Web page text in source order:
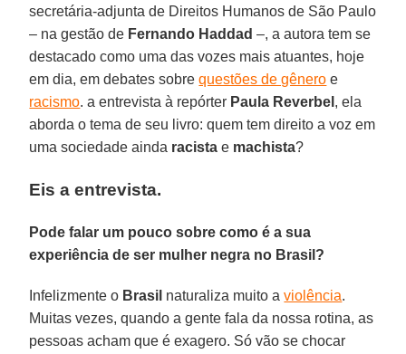
secretária-adjunta de Direitos Humanos de São Paulo
– na gestão de Fernando Haddad –, a autora tem se
destacado como uma das vozes mais atuantes, hoje
em dia, em debates sobrequestões de gênero e
racismo. a entrevista à repórter Paula Reverbel , ela
aborda o tema de seu livro: quem tem direito a voz em
uma sociedade ainda racista e machista?
Eis a entrevista.
Pode falar um pouco sobre como é a sua
experiência de ser mulher negra no Brasil?
Infelizmente o Brasil naturaliza muito aviolência.
Muitas vezes, quando a gente fala da nossa rotina, as
pessoas acham que é exagero. Só vão se chocar